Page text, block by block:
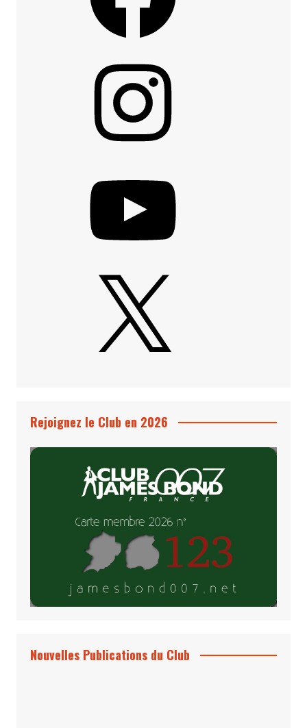
Rejoignez le Club en 2026
Nouvelles Publications du Club